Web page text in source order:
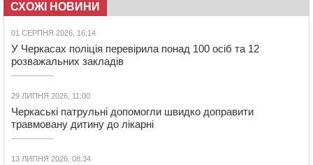
СХОЖІ НОВИНИ
01 СЕРПНЯ 2026, 16:14
У Черкасах поліція перевірила понад 100 осіб та 12
розважальних закладів
29 ЛИПНЯ 2026, 11:00
Черкаські патрульні допомогли швидко доправити
травмовану дитину до лікарні
13 ЛИПНЯ 2026, 08:34